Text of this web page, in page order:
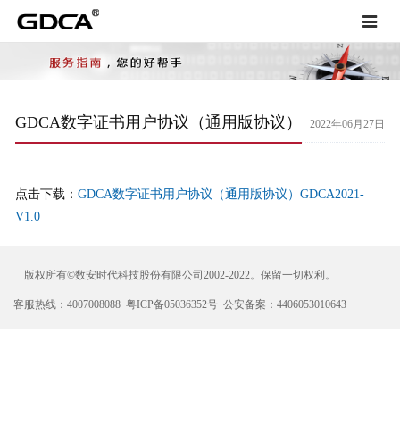
Toggle
GDCA数字证书用户协议（通用版协议） 2022年06月27日
点击下载： GDCA数字证书用户协议（通用版协议）GDCA2021-
V1.0
版权所有©数安时代科技股份有限公司2002-2022。保留一切权利。
客服热线：4007008088 粤ICP备05036352号 公安备案：4406053010643